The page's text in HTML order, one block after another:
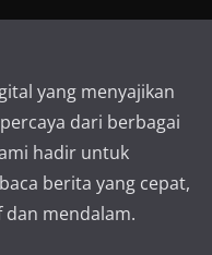
yang menyajikan
dari berbagai
hadir untuk
berita yang cepat,
mendalam.